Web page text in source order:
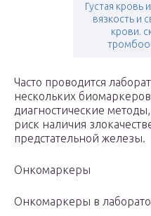
Густая кровь
вязкость и
крови.
Часто проводится
нескольких
диагностические
риск наличия
предстательной железы.
Онкомаркеры
Онкомаркеры в